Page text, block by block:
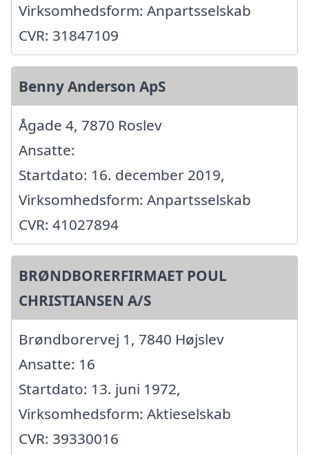
Virksomhedsform: Anpartsselskab
CVR: 31847109
Benny Anderson ApS
Ågade 4, 7870 Roslev
Ansatte:
Startdato: 16. december 2019,
Virksomhedsform: Anpartsselskab
CVR: 41027894
BRØNDBORERFIRMAET POUL
CHRISTIANSEN A/S
Brøndborervej 1, 7840 Højslev
Ansatte: 16
Startdato: 13. juni 1972,
Virksomhedsform: Aktieselskab
CVR: 39330016